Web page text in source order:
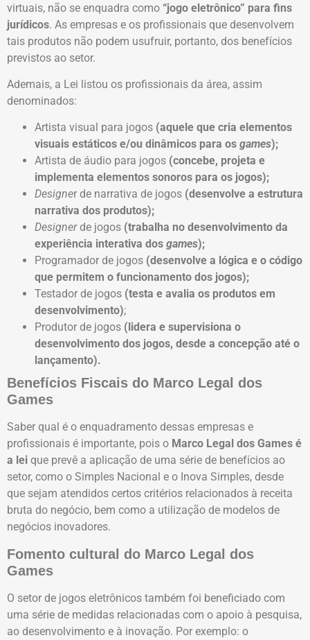
virtuais, não se enquadra como “jogo eletrônico” para fins
jurídicos. As empresas e os profissionais que desenvolvem
tais produtos não podem usufruir, portanto, dos benefícios
previstos ao setor.
Ademais, a Lei listou os profissionais da área, assim
denominados:
Artista visual para jogos (aquele que cria elementos
visuais estáticos e/ou dinâmicos para os games);
Artista de áudio para jogos (concebe, projeta e
implementa elementos sonoros para os jogos);
Designer de narrativa de jogos (desenvolve a estrutura
narrativa dos produtos);
Designerde jogos (trabalha no desenvolvimento da
experiência interativa dos games);
Programador de jogos (desenvolve a lógica e o código
que permitem o funcionamento dos jogos);
Testador de jogos (testa e avalia os produtos em
desenvolvimento);
Produtor de jogos (lidera e supervisiona o
desenvolvimento dos jogos, desde a concepção até o
lançamento).
Benefícios Fiscais do Marco Legal dos
Games
Saber qual é o enquadramento dessas empresas e
profissionais é importante, pois o Marco Legal dos Games é
a lei que prevê a aplicação de uma série de benefícios ao
setor, como o Simples Nacional e o Inova Simples, desde
que sejam atendidos certos critérios relacionados à receita
bruta do negócio, bem como a utilização de modelos de
negócios inovadores.
Fomento cultural do Marco Legal dos
Games
O setor de jogos eletrônicos também foi beneficiado com
uma série de medidas relacionadas com o apoio à pesquisa,
ao desenvolvimento e à inovação. Por exemplo: o